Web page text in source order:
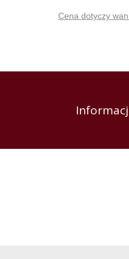
Cena dotyczy